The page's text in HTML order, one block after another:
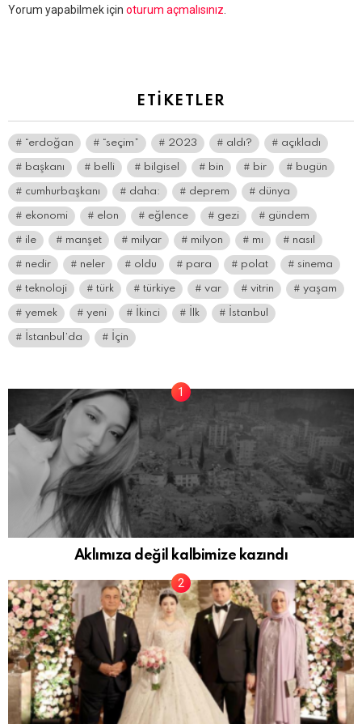
Bir
Yorum yapabilmek için oturum açmalısınız.
ETIKETLER
“erdoğan “seçim” 2023 aldı? açıkladı
başkanı belli bilgisel bin bir bugün
cumhurbaşkanı daha: deprem dünya
ekonomi elon eğlence gezi gündem
ile manşet milyar milyon mı nasıl
nedir neler oldu para polat sinema
teknoloji türk türkiye var vitrin yaşam
yemek yeni İkinci İlk İstanbul
İstanbul’da İçin
Aklımıza değil kalbimize kazındı